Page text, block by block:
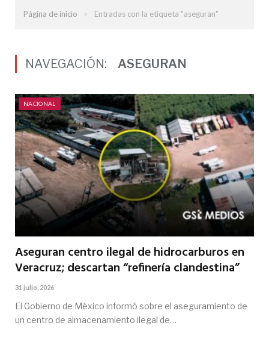
Página de inicio » Entradas con la etiqueta "aseguran"
NAVEGACIÓN: ASEGURAN
NACIONAL
Aseguran centro ilegal de hidrocarburos en
Veracruz; descartan “refinería clandestina”
31 julio, 2026
El Gobierno de México informó sobre el aseguramiento de
un centro de almacenamiento ilegal de…